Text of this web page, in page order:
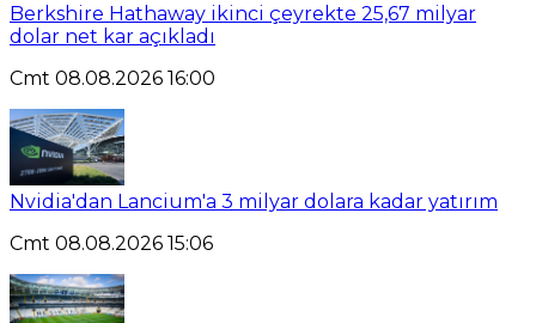
Berkshire Hathaway ikinci çeyrekte 25,67 milyar
dolar net kar açıkladı
Cmt 08.08.2026 16:00
Nvidia'dan Lancium'a 3 milyar dolara kadar yatırım
Cmt 08.08.2026 15:06